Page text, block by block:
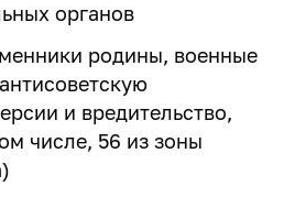
органов
родины, военные
и вредительство,
числе, 56 из зоны